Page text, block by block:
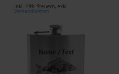
Inkl. 19% Steuern, exkl.
Versandkosten